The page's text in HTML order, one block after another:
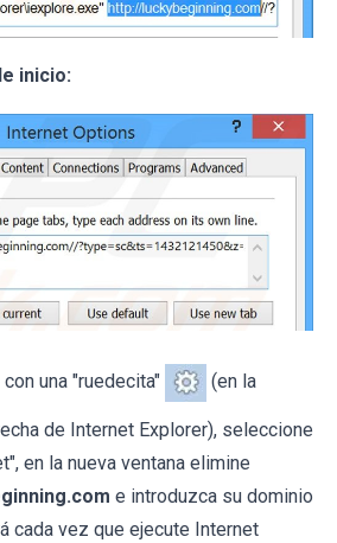
inicio:
una "ruedecita" (en la
de Internet Explorer), seleccione
en la nueva ventana elimine
e introduzca su dominio
cada vez que ejecute Internet